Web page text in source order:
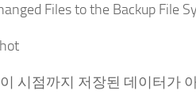
Files to the Backup File
시점까지 저장된 데이터가